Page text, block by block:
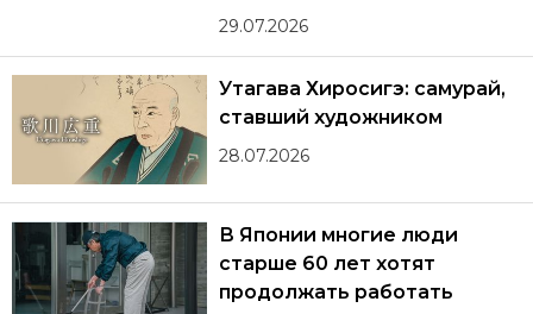
29.07.2026
Утагава Хиросигэ: самурай,
ставший художником
28.07.2026
В Японии многие люди
старше 60 лет хотят
продолжать работать